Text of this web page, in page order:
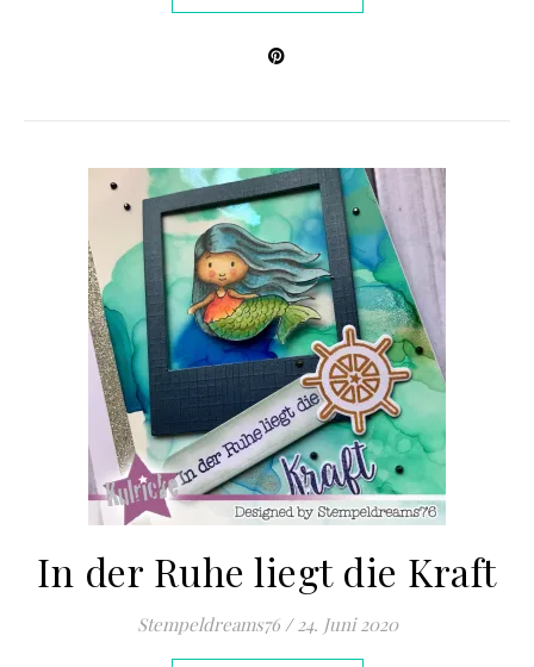
In der Ruhe liegt die Kraft
Stempeldreams76 / 24. Juni 2020